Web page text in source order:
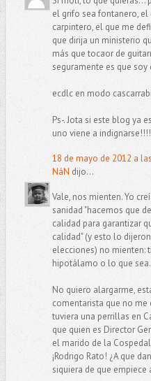
el grifo sea fontanero,
carpintero, el que me
que dirija un ministerio
más que tocaor de
seguramente es que soy
ecdlc en modo
Ps-. Jota si este blog ya
uno viene a
18 de mayo de 2012 a
NáN dijo...
Vale, nos mienten. Yo
sanidad "hacemos que
calidad para garantizar
calidad" (y esto lo
elecciones) no mienten:
hipotálamo o lo que sea.
No quiero alargarme,
comentarista que no me
tuviera una perrillas en
que quien es Director
el marido de la
¡Rodrigo Rato! ¿A que
siquiera de que empiece